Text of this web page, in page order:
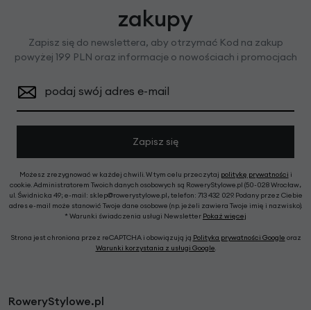
zakupy
Zapisz się do newslettera, aby otrzymać Kod na zakup
powyżej 199 PLN oraz informacje o nowościach i promocjach
podaj swój adres e-mail
Zapisz się
Możesz zrezygnować w każdej chwili. W tym celu przeczytaj politykę prywatności i
cookie. Administratorem Twoich danych osobowych są RoweryStylowe.pl (50-028 Wrocław,
ul. Świdnicka 49; e-mail: sklep@rowerystylowe.pl, telefon: 713 432 029. Podany przez Ciebie
adres e-mail może stanowić Twoje dane osobowe (np. jeżeli zawiera Twoje imię i nazwisko).
* Warunki świadczenia usługi Newsletter Pokaż więcej
Strona jest chroniona przez reCAPTCHA i obowiązują ją Polityka prywatności Google oraz
Warunki korzystania z usługi Google
RoweryStylowe.pl